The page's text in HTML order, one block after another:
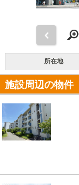
所在地
施設周辺の物件